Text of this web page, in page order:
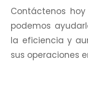
Contáctenos
podemos
la eficiencia y
sus operaciones